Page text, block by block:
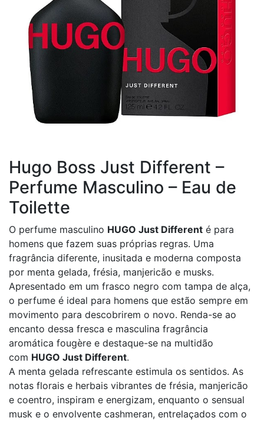
Hugo Boss Just Different –
Perfume Masculino – Eau de
Toilette
O perfume masculino HUGO Just Different é para
homens que fazem suas próprias regras. Uma
fragrância diferente, inusitada e moderna composta
por menta gelada, frésia, manjericão e musks.
Apresentado em um frasco negro com tampa de alça,
o perfume é ideal para homens que estão sempre em
movimento para descobrirem o novo. Renda-se ao
encanto dessa fresca e masculina fragrância
aromática fougère e destaque-se na multidão
com HUGO Just Different.
A menta gelada refrescante estimula os sentidos. As
notas florais e herbais vibrantes de frésia, manjericão
e coentro, inspiram e energizam, enquanto o sensual
musk e o envolvente cashmeran, entrelaçados com o